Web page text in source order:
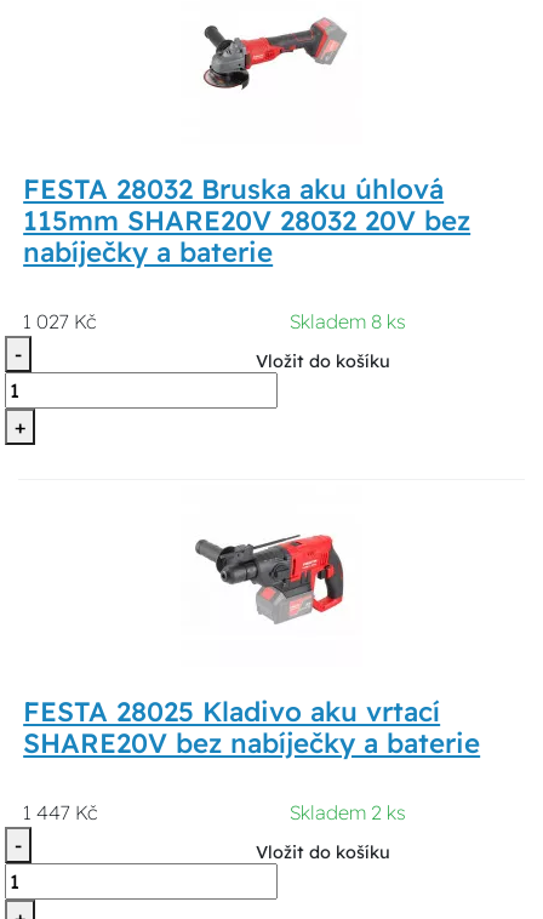
FESTA 28032 Bruska aku úhlová
115mm SHARE20V 28032 20V bez
nabíječky a baterie
1 027 Kč
Skladem 8 ks
-
+
Vložit do košíku
FESTA 28025 Kladivo aku vrtací
SHARE20V bez nabíječky a baterie
1 447 Kč
Skladem 2 ks
-
Vložit do košíku